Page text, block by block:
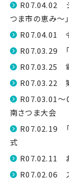
R07.04.02
つま市の恵み〜
R07.04.01
R07.03.29
R07.03.25
R07.03.22
R07.03.01
南さつま大会
R07.02.19
式
R07.02.11
R07.02.06